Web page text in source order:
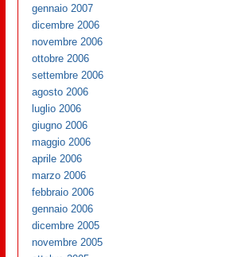
gennaio 2007
dicembre 2006
novembre 2006
ottobre 2006
settembre 2006
agosto 2006
luglio 2006
giugno 2006
maggio 2006
aprile 2006
marzo 2006
febbraio 2006
gennaio 2006
dicembre 2005
novembre 2005